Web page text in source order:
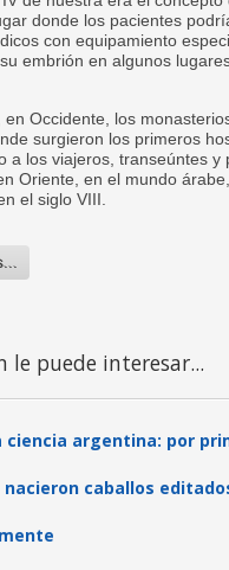
donde los pacientes
con equipamiento
embrión en algunos
en Occidente, los
surgieron los primeros
a los viajeros, transeúntes y
Oriente, en el mundo
el siglo VIII.
le puede interesar...
ciencia argentina: por
nacieron caballos